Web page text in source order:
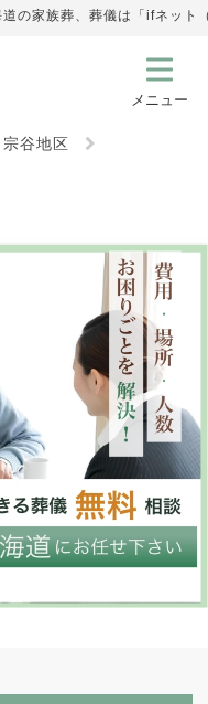
の家族葬、葬儀は「ifネッ
宗谷地区